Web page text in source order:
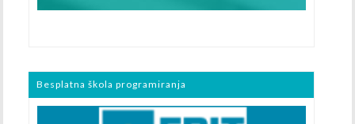
Besplatna škola programiranja